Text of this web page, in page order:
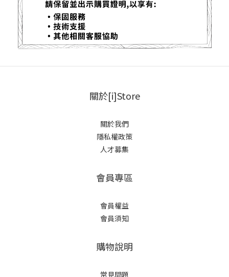
關於[i]Store
關於我們
隱私權政策
人才募集
會員專區
會員權益
會員須知
購物說明
常見問題